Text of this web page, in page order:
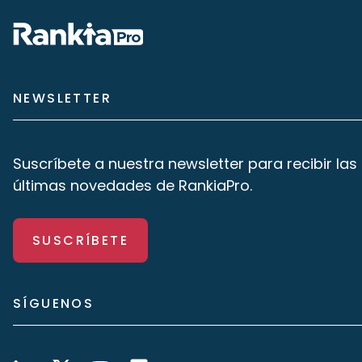
NEWSLETTER
Suscríbete a nuestra newsletter para recibir las
últimas novedades de RankiaPro.
SUSCRÍBETE
SÍGUENOS